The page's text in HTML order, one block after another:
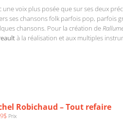
une voix plus posée que sur ses deux
ses chansons folk parfois pop, parfois
chansons. Pour la création de
à la réalisation et aux multiples
Robichaud – Tout refaire
$ Prix